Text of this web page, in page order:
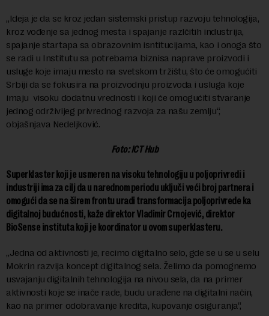
„Ideja je da se kroz jedan sistemski pristup razvoju tehnologija,
kroz vođenje sa jednog mesta i spajanje razlčitih industrija,
spajanje startapa sa obrazovnim isntitucijama, kao i onoga što
se radi u Institutu sa potrebama biznisa naprave proizvodi i
usluge koje imaju mesto na svetskom tržištu, što će omogućiti
Srbiji da se fokusira na proizvodnju proizvoda i usluga koje
imaju visoku dodatnu vrednosti i koji će omogućiti stvaranje
jednog održivijeg privrednog razvoja za našu zemlju“,
objašnjava Nedeljković.
Foto: ICT Hub
Superklaster koji je usmeren na visoku tehnologiju u poljoprivredi i
industriji ima za cilj da u narednom periodu uključi veći broj partnera i
omogući da se na širem frontu uradi transformacija poljoprivrede ka
digitalnoj budućnosti, kaže direktor Vladimir Crnojević, direktor
BioSense instituta koji je koordinator u ovom superklasteru.
„Jedna od aktivnosti je, recimo digitalno selo, gde se u se u selu
Mokrin razvija koncept digitalnog sela. Želimo da pomognemo
usvajanju digitalnih tehnologija na nivou sela, da na primer
aktivnosti koje se inače rade, budu urađene na digitalni način,
kao na primer odobravanje kredita, kupovanje osiguranja“,